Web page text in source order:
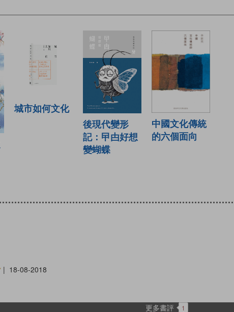
城市如何文化
後現代變形
記：曱甴好想
變蝴蝶
中國文化傳統
的六個面向
| 18-08-2018
更多書評 1